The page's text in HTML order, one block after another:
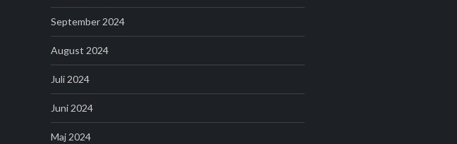
September 2024
August 2024
Juli 2024
Juni 2024
Maj 2024